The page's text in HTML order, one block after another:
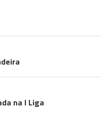
na I Liga